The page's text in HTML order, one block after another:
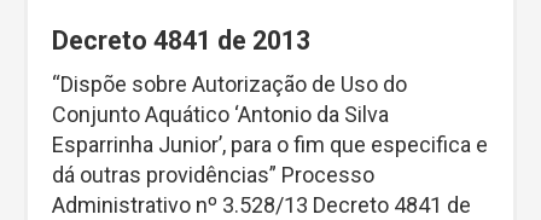
Decreto 4841 de 2013
“Dispõe sobre Autorização de Uso do
Conjunto Aquático ‘Antonio da Silva
Esparrinha Junior’, para o fim que especifica e
dá outras providências” Processo
Administrativo nº 3.528/13 Decreto 4841 de